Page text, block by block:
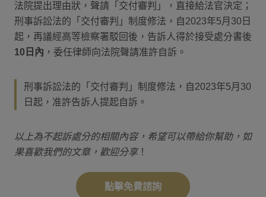
法院提出理由狀，聲請「交付審判」，直接給法官決定；
刑事訴訟法的「交付審判」制度修法，自2023年5月30日
起，再議經高等檢察署駁回後，告訴人得於接受處分書後
10日內 ，委任律師向法院聲請准許自訴。
刑事訴訟法的「交付審判」制度修法，自2023年5月30
日起，准許告訴人提起自訴。
以上為不起訴處分的相關內容，希望可以帶給你幫助，如
果喜歡我們的文章，歡迎分享！
點擊免費諮詢